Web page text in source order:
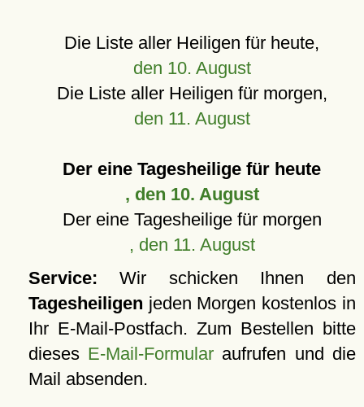
Die Liste aller Heiligen für heute,
den 10. August
Die Liste aller Heiligen für morgen,
den 11. August
Der eine Tagesheilige für heute
, den 10. August
Der eine Tagesheilige für morgen
, den 11. August
Service: Wir schicken Ihnen den
Tagesheiligen jeden Morgen kostenlos in
Ihr E-Mail-Postfach. Zum Bestellen bitte
dieses E-Mail-Formular aufrufen und die
Mail absenden.